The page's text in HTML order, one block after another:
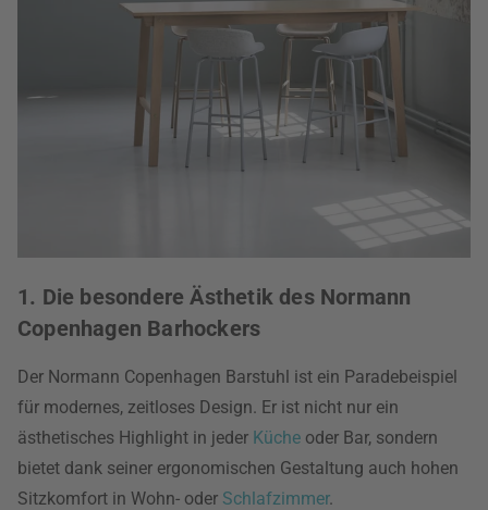
1. Die besondere Ästhetik des Normann
Copenhagen Barhockers
Der Normann Copenhagen Barstuhl ist ein Paradebeispiel
für modernes, zeitloses Design. Er ist nicht nur ein
ästhetisches Highlight in jeder Küche oder Bar, sondern
bietet dank seiner ergonomischen Gestaltung auch hohen
Sitzkomfort in Wohn- oder Schlafzimmer.